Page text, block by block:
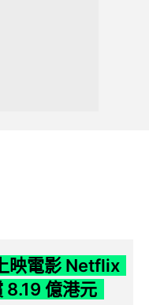
映電影 Netflix
8.19 億港元